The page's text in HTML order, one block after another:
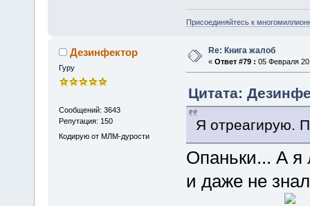
Присоединяйтесь к
Дезинфектор
Гуру
Сообщений: 3643
Репутация: 150
Кодирую от МЛМ-дурости
Re: Книга жалоб
« Ответ #79 : 05 Февраля
Цитата:
Я отреагирую.
Опаньки... А я
и даже не